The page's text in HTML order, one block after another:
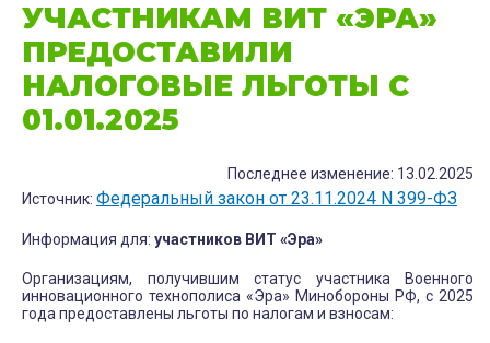
УЧАСТНИКАМ ВИТ «ЭРА»
ПРЕДОСТАВИЛИ
НАЛОГОВЫЕ ЛЬГОТЫ С
01.01.2025
Последнее изменение: 13.02.2025
Источник: Федеральный закон от 23.11.2024 N 399-ФЗ
Информация для: участников ВИТ «Эра»
Организациям, получившим статус участника Военного
инновационного технополиса «Эра» Минобороны РФ, с 2025
года предоставлены льготы по налогам и взносам: